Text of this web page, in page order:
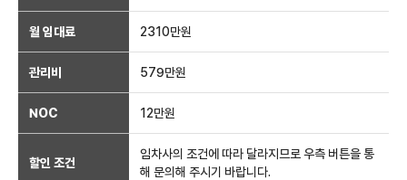
월 임대료 2310만원
관리비 579만원
NOC 12만원
할인 조건
임차사의 조건에 따라 달라지므로 우측 버튼을 통
해 문의해 주시기 바랍니다.